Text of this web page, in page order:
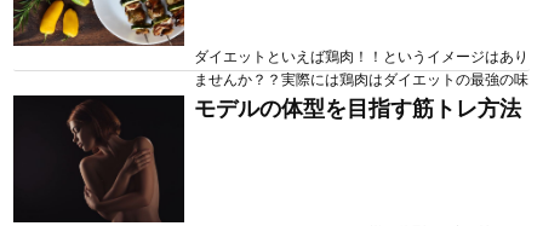
ダイエットといえば鶏肉！！というイメージはあり
ませんか？？実際には鶏肉はダイエットの最強の味
方ですね！！ 目次 鶏肉がどうしてダイエットにい
いのか！？ 鶏肉を使ったダイエットで気をつける
2020.06.04 149 views
モデルの体型を目指す筋トレ方法